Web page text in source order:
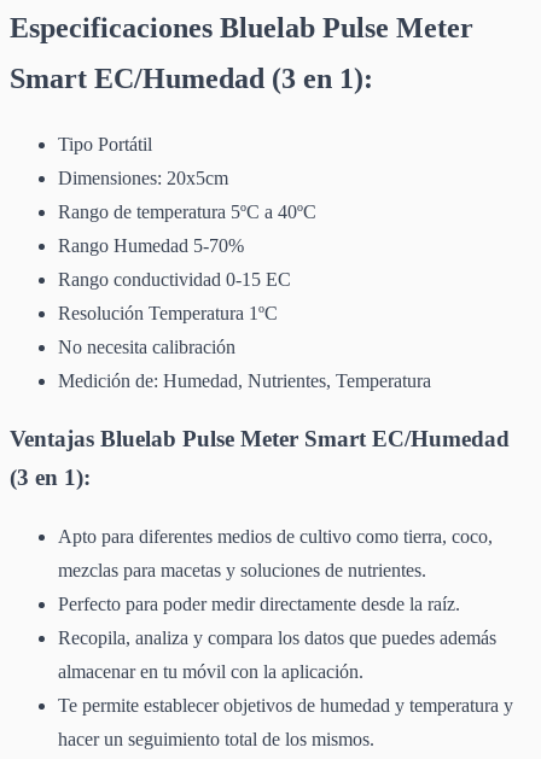
Especificaciones Bluelab Pulse Meter
Smart EC/Humedad (3 en 1):
Tipo Portátil
Dimensiones: 20x5cm
Rango de temperatura 5ºC a 40ºC
Rango Humedad 5-70%
Rango conductividad 0-15 EC
Resolución Temperatura 1ºC
No necesita calibración
Medición de: Humedad, Nutrientes, Temperatura
Ventajas Bluelab Pulse Meter Smart EC/Humedad
(3 en 1):
Apto para diferentes medios de cultivo como tierra, coco,
mezclas para macetas y soluciones de nutrientes.
Perfecto para poder medir directamente desde la raíz.
Recopila, analiza y compara los datos que puedes además
almacenar en tu móvil con la aplicación.
Te permite establecer objetivos de humedad y temperatura y
hacer un seguimiento total de los mismos.